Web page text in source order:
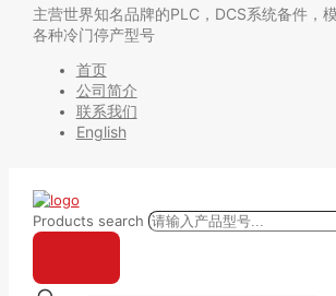
主营世界知名品牌的PLC，DCS系统备件，
各种冷门停产型号
首页
公司简介
联系我们
English
Products search